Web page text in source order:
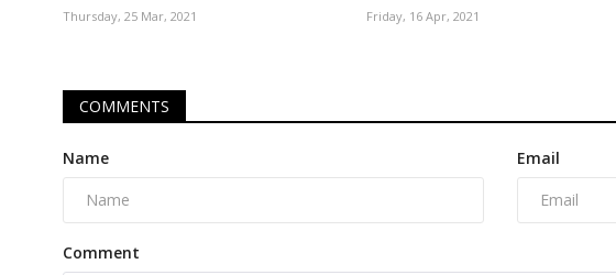
Thursday, 25 Mar, 2021 Friday, 16 Apr, 2021
COMMENTS
Name Email
Comment